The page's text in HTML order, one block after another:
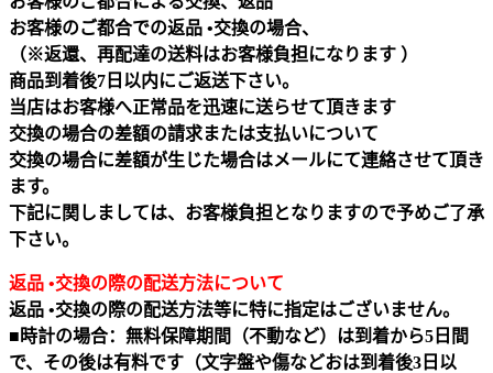
お客様のご都合での返品 •交換の場合、
（※返還、再配達の送料はお客様負担になります ）
商品到着後7日以内にご返送下さい。
当店はお客様へ正常品を迅速に送らせて頂きます
交換の場合の差額の請求または支払いについて
交換の場合に差額が生じた場合はメールにて連絡させて頂き
ます。
下記に関しましては、お客様負担となりますので予めご了承
下さい。
返品 •交換の際の配送方法について
返品 •交換の際の配送方法等に特に指定はございません。
■時計の場合：無料保障期間（不動など）は到着から5日間
で、その後は有料です（文字盤や傷などおは到着後3日以